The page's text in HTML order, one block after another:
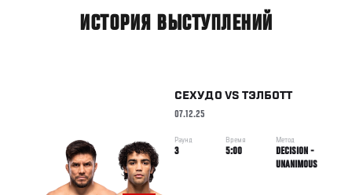
ИСТОРИЯ ВЫСТУПЛЕНИЙ
СЕХУДО VS ТЭЛБОТТ
07.12.25
Раунд
3
Время
5:00
Метод
DECISION -
UNANIMOUS